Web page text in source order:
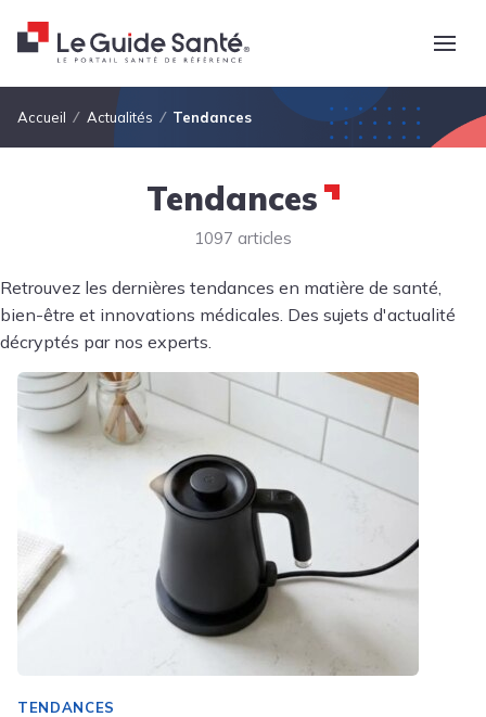
Fil d'Ariane
Accueil Actualités Tendances
Tendances
1097 articles
Retrouvez les dernières tendances en matière de santé,
bien-être et innovations médicales. Des sujets d'actualité
décryptés par nos experts.
TENDANCES